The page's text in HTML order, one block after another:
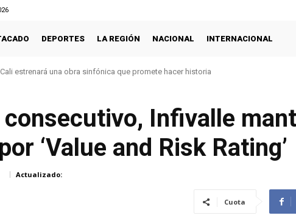
DEPORTES LA REGIÓN NACIONAL INTERNACIONAL
Cali revive grandes amores con concierto filarmónico a la plancha
Infivalle
‘Value and Risk Rating’
Actualizado:
Cuota